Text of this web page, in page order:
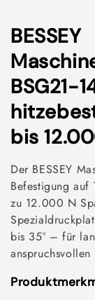
K
a
t
e
g
o
r
i
e
:
BESSEY
BSG21-
bis
Der BESSEY
Befestigung auf
zu 12.000 N
bis 35° – für